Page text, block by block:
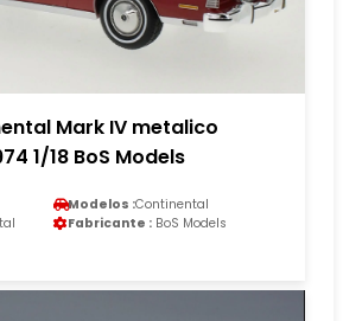
Mark IV metalico
1/18 BoS Models
Modelos :Continental
Fabricante : BoS Models